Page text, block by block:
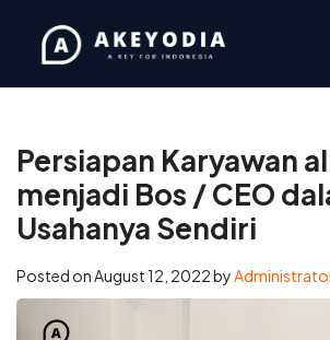
CEO dalam Usahanya Sendiri
Persiapan Karyawan
menjadi Bos / CEO
Usahanya Sendiri
Posted onAugust 12, 2022by